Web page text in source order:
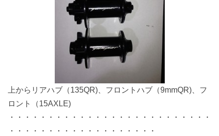
上からリアハブ（135QR)、フロントハブ（9mmQR)、フ
ロント（15AXLE)
・・・・・・・・・・・・・・・・・・・・・・・・・・
・・・・・・・・・・・・・・・・・・・